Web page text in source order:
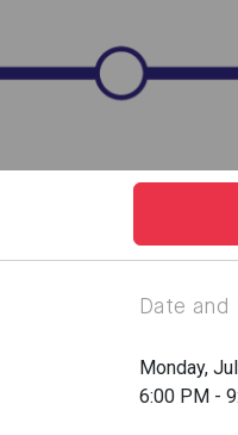
Date and
Monday,
6:00 PM -